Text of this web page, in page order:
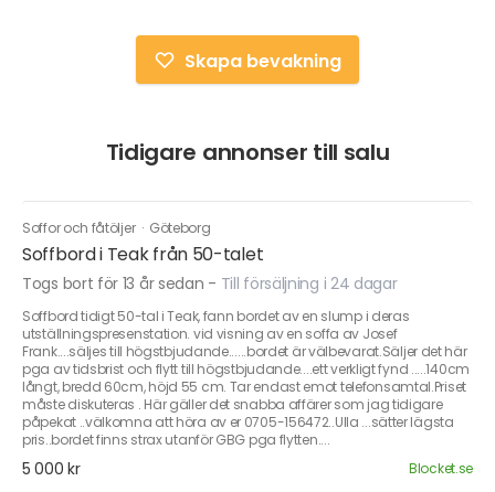
Skapa bevakning
Tidigare annonser till salu
Soffor och fåtöljer · Göteborg
Soffbord i Teak från 50-talet
Togs bort för 13 år sedan - Till försäljning i 24 dagar
Soffbord tidigt 50-tal i Teak, fann bordet av en slump i deras
utställningspresenstation. vid visning av en soffa av Josef
Frank....säljes till högstbjudande......bordet är välbevarat.Säljer det här
pga av tidsbrist och flytt till högstbjudande....ett verkligt fynd .....140cm
långt, bredd 60cm, höjd 55 cm. Tar endast emot telefonsamtal.Priset
måste diskuteras . Här gäller det snabba affärer som jag tidigare
påpekat ..välkomna att höra av er 0705-156472..Ulla ...sätter lägsta
pris..bordet finns strax utanför GBG pga flytten....
5 000 kr Blocket.se